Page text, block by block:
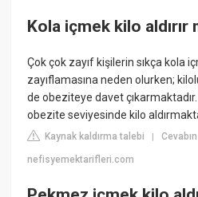
Kola içmek kilo aldırır
Çok çok zayıf kişilerin sıkça kola
zayıflamasına neden olurken;
de obeziteye davet
obezite seviyesinde kilo
Kaynak kaldırma talebi |
nefisyemektarifleri.com